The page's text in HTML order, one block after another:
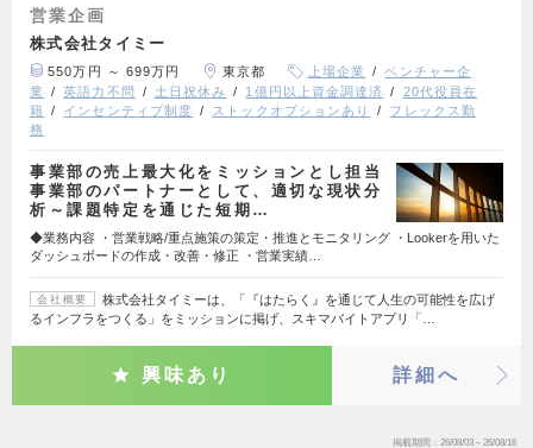
営業企画
株式会社タイミー
550万円 ～ 699万円 東京都 上場企業
ベンチャー企
業
英語力不問 土日祝休み 1億円以上資金調達済
20代役員在
籍
インセンティブ制度 ストックオプションあり
フレックス勤
務
事業部の売上最大化をミッションとし担当
事業部のパートナーとして、適切な現状分
析～課題特定を通じた短期…
◆業務内容 ・営業戦略/重点施策の策定・推進とモニタリング ・Lookerを用いた
ダッシュボードの作成・改善・修正 ・営業実績…
会社概要
株式会社タイミーは、「『はたらく』を通じて人生の可能性を広げ
るインフラをつくる」をミッションに掲げ、スキマバイトアプリ「…
興味あり 詳細へ
掲載期間 26/08/03～26/08/16